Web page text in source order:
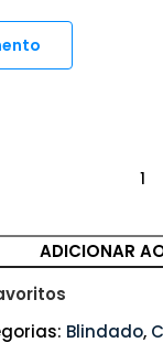
ADICIONAR
Blindado,